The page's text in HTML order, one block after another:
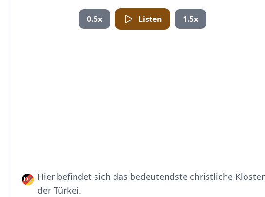
0.5x Listen 1.5x
Hier befindet sich das bedeutendste christliche Kloster
der Türkei.